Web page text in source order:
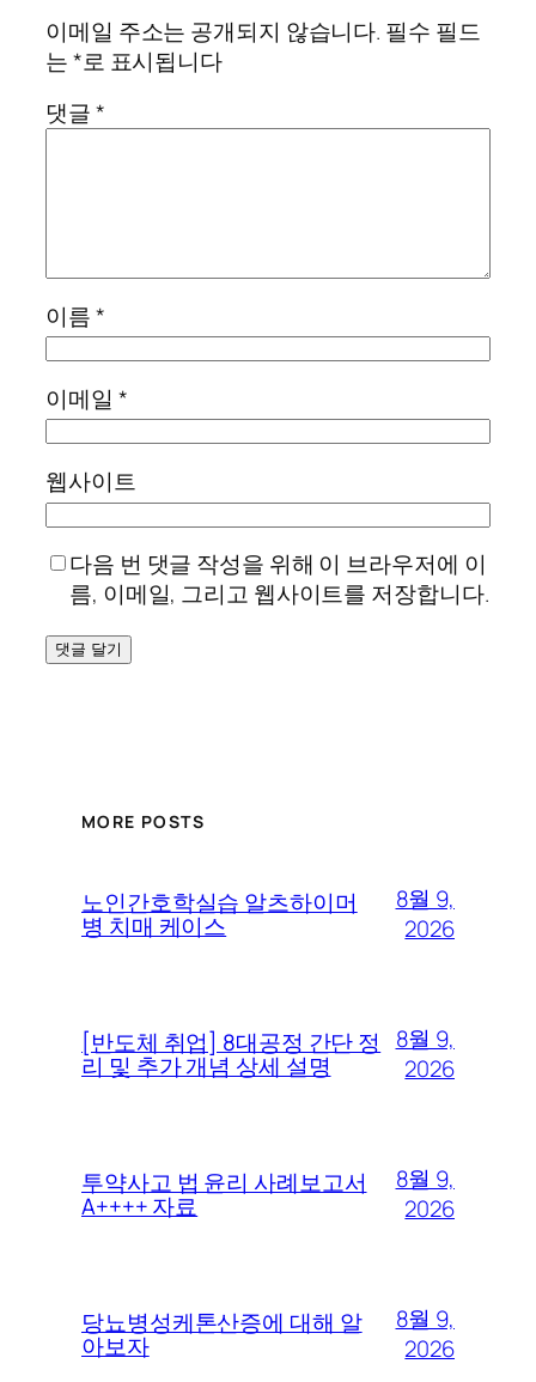
이메일 주소는 공개되지 않습니다. 필수 필드
는*로 표시됩니다
댓글*
이름*
이메일 *
웹사이트
다음 번 댓글 작성을 위해 이 브라우저에 이
름, 이메일, 그리고 웹사이트를 저장합니다.
MORE POSTS
노인간호학실습 알츠하이머
병 치매 케이스
8월 9,
2026
[반도체 취업] 8대공정 간단 정
리 및 추가 개념 상세 설명
8월 9,
2026
투약사고 법 윤리 사례보고서
A++++ 자료
8월 9,
2026
당뇨병성케톤산증에 대해 알
아보자
8월 9,
2026